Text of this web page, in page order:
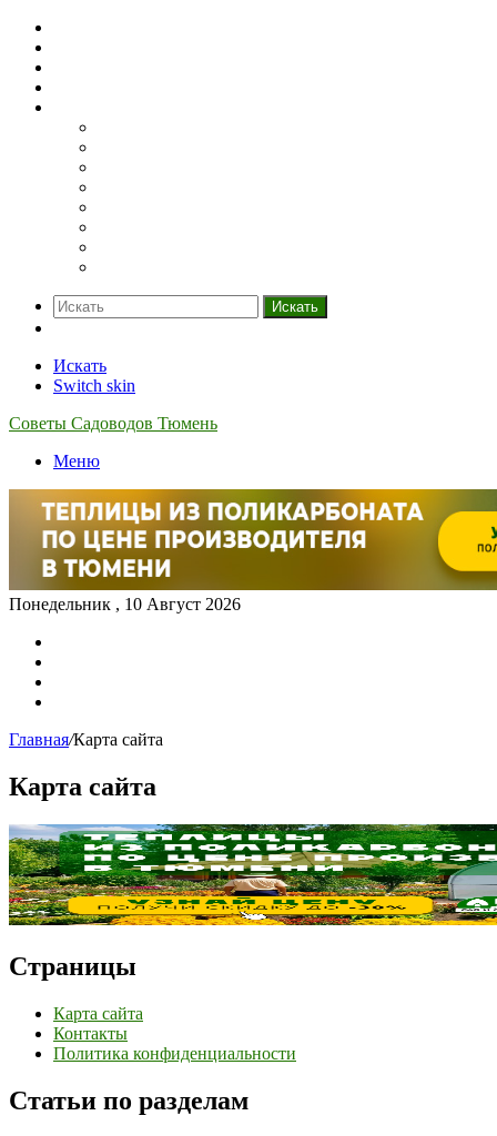
Искать
Искать
Switch skin
Советы Садоводов Тюмень
Меню
Понедельник , 10 Август 2026
Главная/Карта сайта
Карта сайта
Страницы
Карта сайта
Контакты
Политика конфиденциальности
Статьи по разделам